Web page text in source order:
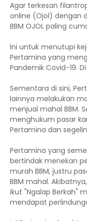
Agar terkesan
online (Ojol) dengan
BBM OJOL paling
Ini untuk menutupi
Pertamina yang
Pandemik Covid-19.
Sementara di sini,
lainnya melakukan
menjual mahal BBM.
menghukum pasar
Pertamina dan
Pertamina yang
bertindak menekan
murah BBM, justru
BBM mahal.
ikut "Ngalap Berkah"
mendapat